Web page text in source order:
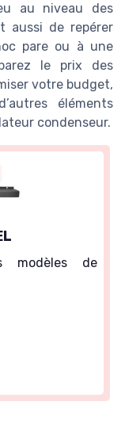
au niveau des
aussi de repérer
pare ou à une
le prix des
votre budget,
éléments
condenseur.
modèles de